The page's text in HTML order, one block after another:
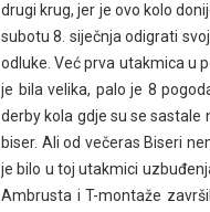
drugi krug, jer je ovo kolo
subotu 8. siječnja odigrati
odluke. Već prva utakmica u
je bila velika, palo je 8
derby kola gdje su se sastale
biser. Ali od večeras Biseri
je bilo u toj utakmici
Ambrusta i T-montaže